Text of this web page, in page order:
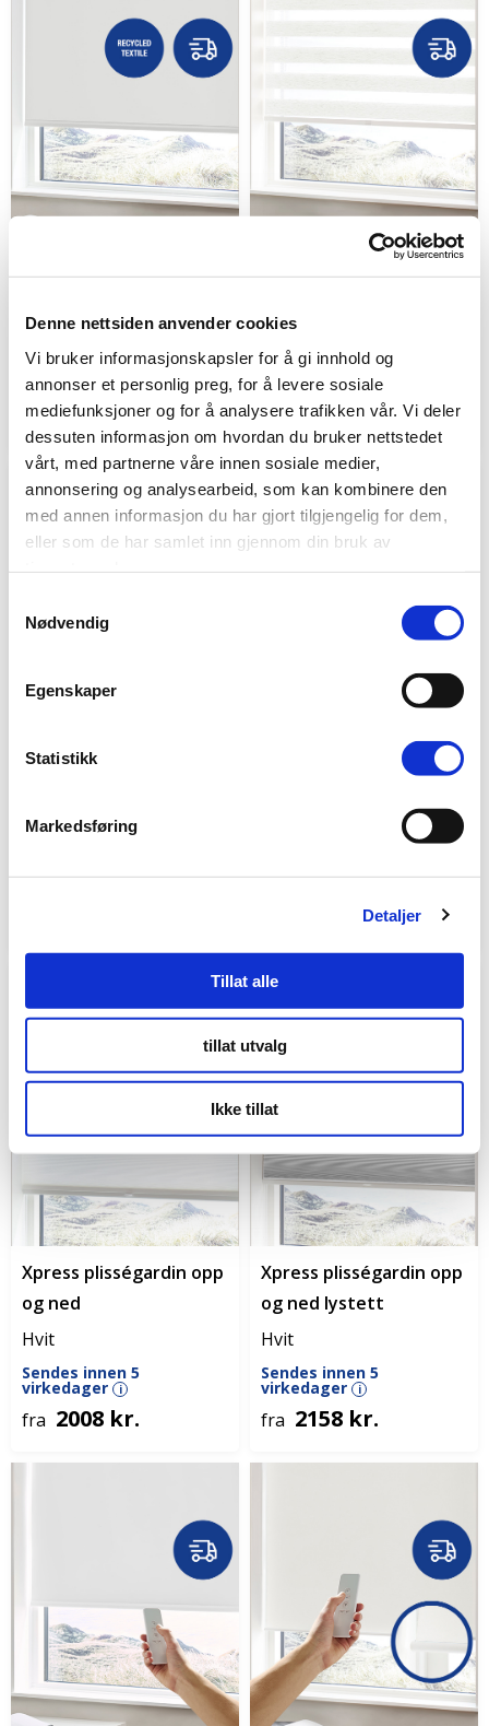
Denne nettsiden anvender cookies
Vi bruker informasjonskapsler for å gi innhold og
annonser et personlig preg, for å levere sosiale
mediefunksjoner og for å analysere trafikken vår. Vi deler
dessuten informasjon om hvordan du bruker nettstedet
vårt, med partnerne våre innen sosiale medier,
annonsering og analysearbeid, som kan kombinere den
med annen informasjon du har gjort tilgjengelig for dem,
eller som de har samlet inn gjennom din bruk av
Nødvendig
Egenskaper
Statistikk
Markedsføring
Detaljer
Tillat alle
tillat utvalg
Ikke tillat
Xpress rullegardin
Sendes innen 5
virkedager
fra 1573 kr.
Xpress Duo rullegardin
Sendes innen 5
virkedager i
fra 1618 kr.
Xpress rullegardin
Creme
Sendes innen 5
Xpress rullegardin
recycled m/stålkjede
Sendes innen 5
1723 kr.
Xpress plisségardin opp
og ned
Hvit
Sendes innen 5
virkedager i
fra 2008 kr.
Xpress plisségardin opp
og ned lystett
Hvit
Sendes innen 5
virkedager i
fra 2158 kr.